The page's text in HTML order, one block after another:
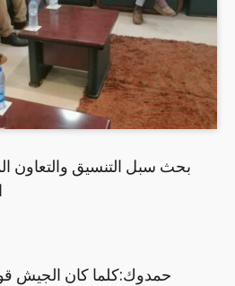
بحث سبل التنسيق والتعاون
حمدوك:كلما كان الجيش